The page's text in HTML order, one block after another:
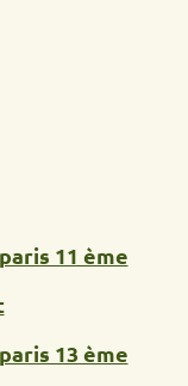
11 ème
13 ème